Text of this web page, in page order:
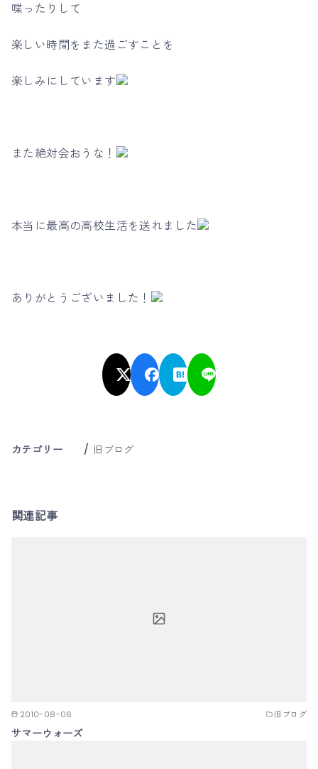
喋ったりして
楽しい時間をまた過ごすことを
楽しみにしています
また絶対会おうな！
本当に最高の高校生活を送れました
ありがとうございました！
カテゴリー 旧ブログ
関連記事
2010-08-06 旧ブログ
サマーウォーズ